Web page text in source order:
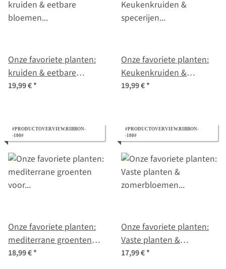
Onze favoriete planten:
kruiden & eetbare
bloemen voor
19,99 €*
Onze favoriete planten:
Keukenkruiden &
specerijen voor aroma-
19,99 €*
#PRODUCTOVERVIEW.RIBBON-
-100#
Onze favoriete planten:
mediterrane groenten
voor zelfverzorgers (bio) -
18,99 €*
#PRODUCTOVERVIEW.RIBBON-
-100#
Onze favoriete planten:
Vaste planten &
zomerbloemen voor
17,99 €*